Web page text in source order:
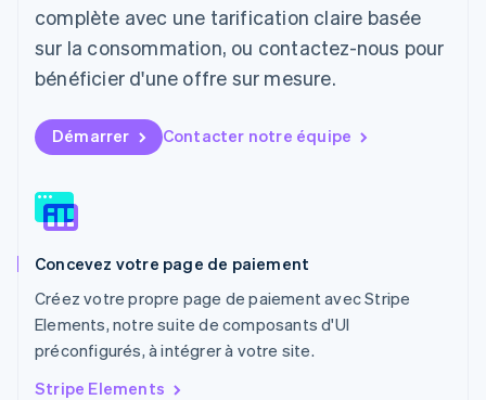
complète avec une tarification claire basée
sur la consommation, ou contactez-nous pour
bénéficier d'une offre sur mesure.
Démarrer Contacter notre équipe
Concevez votre page de paiement
Créez votre propre page de paiement avec Stripe
Elements, notre suite de composants d'UI
préconfigurés, à intégrer à votre site.
Stripe Elements
Luxembourg
Français
Malaisie
English简体中文
English
Mexique
English
Nouvelle-Zélande
Pays-Bas
NederlandsEnglish
Pologne
English
Portugal
Português English